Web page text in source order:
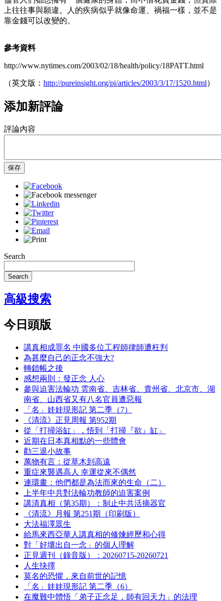
上往往事與願違。人的疾病似乎就像命運、禍福一樣，並不是
靠金錢可以改變的。
參考資料
http://www.nytimes.com/2003/02/18/health/policy/18PATT.html
（英文版： http://pureinsight.org/pi/articles/2003/3/17/1520.html）
添加新評論
評論內容
保存
Search
Search
高級搜索
今日頭版
講真相成罪名 中國多位工程師律師遭枉判
為甚麼自己的正念不強大?
轉錯帳之後
感想兩則：發正念 人心
參與迫害法輪功 雲南省、吉林省、貴州省、北京市、湖
南省、山西省又有八名官員遭惡報
「名」娃娃現形記 第二季（7）
《清流》正見周報 第952期
從「打掃浴缸」，悟到「打掃『欲』缸」
近期在日本真相點的一些體會
勸三退小故事
萬物有言：從草木到高遠
重症來襲遇高人 幸運從來不偶然
連環畫：他們都是為法而來的生命（二）
上半年中共對法輪功教師的迫害案例
講清真相（第35期）：制止中共活摘器官
《清流》月報 第251期（印刷版）
大法福澤眾生
給馬來西亞華人講真相的修煉經歷和心得
對「好壞出自一念」的個人理解
正見週刊（錄音版）：20260715-20260721
人生抉擇
莫名的恐懼，來自前世的記憶
「名」娃娃現形記 第二季（6）
在魔難中體悟「弟子正念足，師有回天力」的法理